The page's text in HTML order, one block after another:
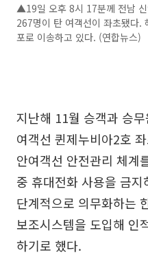
▲19일 오후 8시 17분께 전남
267명이 탄 여객선이 좌초됐다.
포로 이송하고 있다. (연합뉴스)
지난해 11월 승객과 승
여객선 퀸제누비아2호
안여객선 안전관리 체계
중 휴대전화 사용을 금
단계적으로 의무화하는
보조시스템을 도입해 인
하기로 했다.